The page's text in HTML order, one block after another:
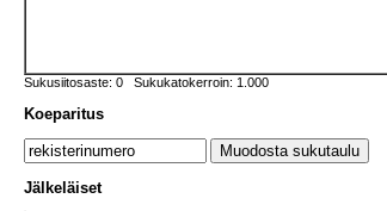
Sukusiitosaste: 0 Sukukatokerroin: 1.000
Koeparitus
Jälkeläiset